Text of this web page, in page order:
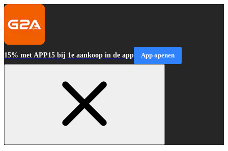
15% met APP15 bij 1e aankoop in de app App openen